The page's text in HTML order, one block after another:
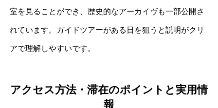
室を見ることができ、歴史的なアーカイヴも一部公開さ
れています。ガイドツアーがある日を狙うと説明がクリ
アで理解しやすいです。
アクセス方法・滞在のポイントと実用情
報